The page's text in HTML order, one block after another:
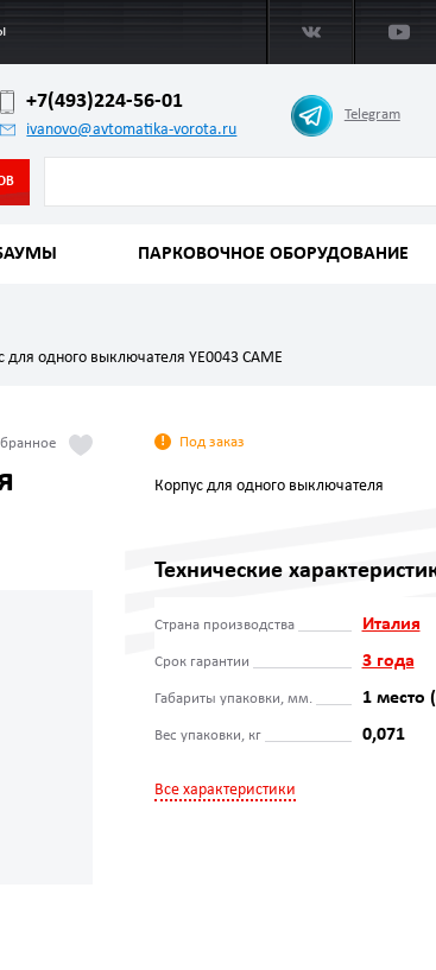
+7(493)224-56-01
ivanovo@avtomatika-vorota.ru
Telegram
ПАРКОВОЧНОЕ ОБОРУДОВАНИЕ
для одного выключателя YE0043 CAME
Под заказ
Корпус для одного выключателя
Технические
Страна производства Италия
Срок гарантии 3 года
Габариты упаковки, мм. 1 место
Вес упаковки, кг 0,071
Все характеристики